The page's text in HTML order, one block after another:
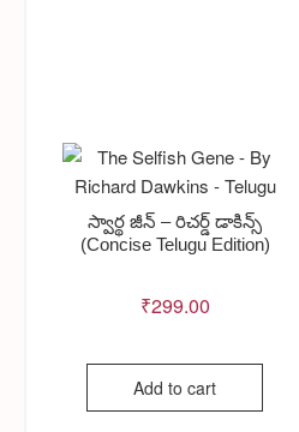
స్వార్థ జీన్ – రిచర్డ్ డాకిన్స్
(Concise Telugu Edition)
₹299.00
Add to cart